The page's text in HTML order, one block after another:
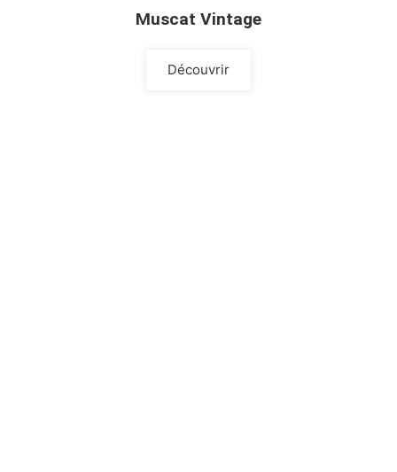
Muscat Vintage
Découvrir